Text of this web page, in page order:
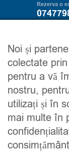
Rezerva o
Servicii
Excursii
Circuite
Maroc
Urmareste-ne
Noi și
colectate
pentru a vă
nostru,
utilizați și în
mai multe în